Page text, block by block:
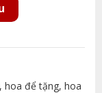
hoa để tặng, hoa